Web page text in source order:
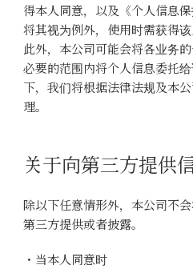
得本人同意，以及《个人信息
将其视为例外，使用时需获得该
此外，本公司可能会将各业务
必要的范围内将个人信息委托
下，我们将根据法律法规及本
理。
关于向第三方提供
除以下任意情形外，本公司不
第三方提供或者披露。
・当本人同意时